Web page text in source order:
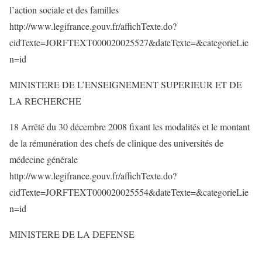
l’action sociale et des familles
http://www.legifrance.gouv.fr/affichTexte.do?
cidTexte=JORFTEXT000020025527&dateTexte=&categorieLie
n=id
MINISTERE DE L’ENSEIGNEMENT SUPERIEUR ET DE
LA RECHERCHE
18 Arrêté du 30 décembre 2008 fixant les modalités et le montant
de la rémunération des chefs de clinique des universités de
médecine générale
http://www.legifrance.gouv.fr/affichTexte.do?
cidTexte=JORFTEXT000020025554&dateTexte=&categorieLie
n=id
MINISTERE DE LA DEFENSE